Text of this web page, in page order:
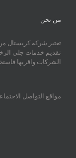
من نحن
تعتبر شركة كريستال
تقديم خدمات جلي
الشركات واقربها
مواقع التواصل